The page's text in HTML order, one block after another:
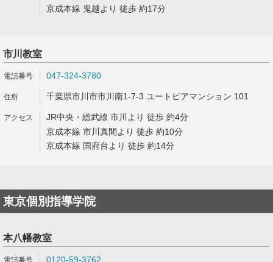
京成本線 鬼越より 徒歩 約17分
市川教室
047-324-3780
千葉県市川市市川南1-7-3 ユートピアマンション 101
JR中央・総武線 市川より 徒歩 約4分
京成本線 市川真間より 徒歩 約10分
京成本線 国府台より 徒歩 約14分
東京個別指導学院
本八幡教室
0120-59-3762